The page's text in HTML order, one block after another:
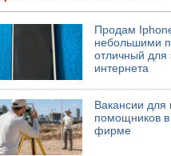
Продам
небольшими
отличный для
интернета
Вакансии для
помощников
фирме